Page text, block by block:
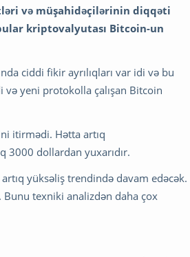
və müşahidəçilərinin diqqəti
kriptovalyutası Bitcoin-un
ciddi fikir ayrılıqları var idi və bu
yeni protokolla çalışan Bitcoin
itirmədi. Hətta artıq
3000 dollardan yuxarıdır.
yüksəliş trendində davam edəcək.
texniki analizdən daha çox